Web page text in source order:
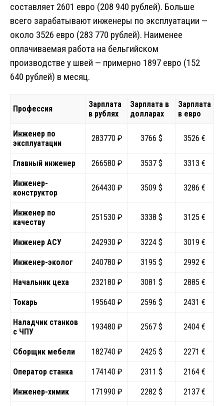
составляет 2601 евро (208 940 рублей). Больше
всего зарабатывают инженеры по эксплуатации —
около 3526 евро (283 770 рублей). Наименее
оплачиваемая работа на бельгийском
производстве у швей — примерно 1897 евро (152
640 рублей) в месяц.
Профессия
Зарплата
в рублях
Зарплата в
долларах
Зарплата
в евро
Инженер по
эксплуатации
283770 ₽ 3766 $ 3526 €
Главный инженер 266580 ₽ 3537 $ 3313 €
Инженер-
конструктор
264430 ₽ 3509 $ 3286 €
Инженер по
качеству
251530 ₽ 3338 $ 3125 €
Инженер АСУ 242930 ₽ 3224 $ 3019 €
Инженер-эколог 240780 ₽ 3195 $ 2992 €
Начальник цеха 232180 ₽ 3081 $ 2885 €
Токарь 195640 ₽ 2596 $ 2431 €
Наладчик станков
с ЧПУ
193480 ₽ 2567 $ 2404 €
Сборщик мебели 182740 ₽ 2425 $ 2271 €
Оператор станка 174140 ₽ 2311 $ 2164 €
Инженер-химик 171990 ₽ 2282 $ 2137 €